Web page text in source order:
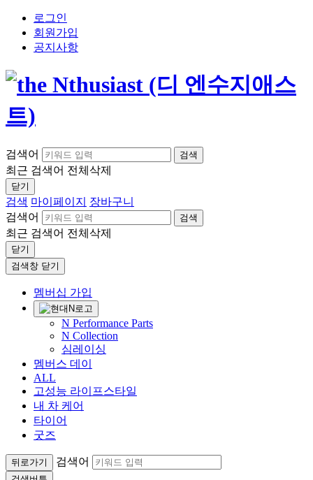
로그인
회원가입
공지사항
검색어 검색
최근 검색어 전체삭제
닫기
검색 마이페이지
장바구니
검색어
검색
최근 검색어 전체삭제
닫기
검색창 닫기
멤버십 가입
N Performance Parts
N Collection
심레이싱
멤버스 데이
ALL
고성능 라이프스타일
내 차 케어
타이어
굿즈
뒤로가기 검색어